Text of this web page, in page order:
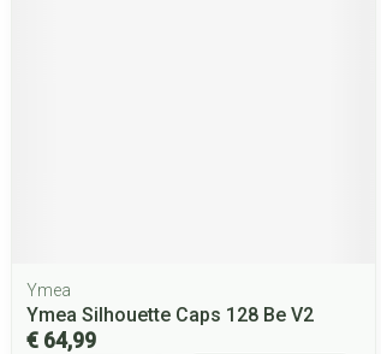
Ymea
Ymea Silhouette Caps 128 Be V2
€ 64,99